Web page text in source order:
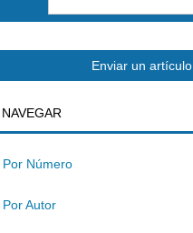
un
artículo
Enviar un artículo
BUSQUEDA
NAVEGAR
Por Número
Por Autor